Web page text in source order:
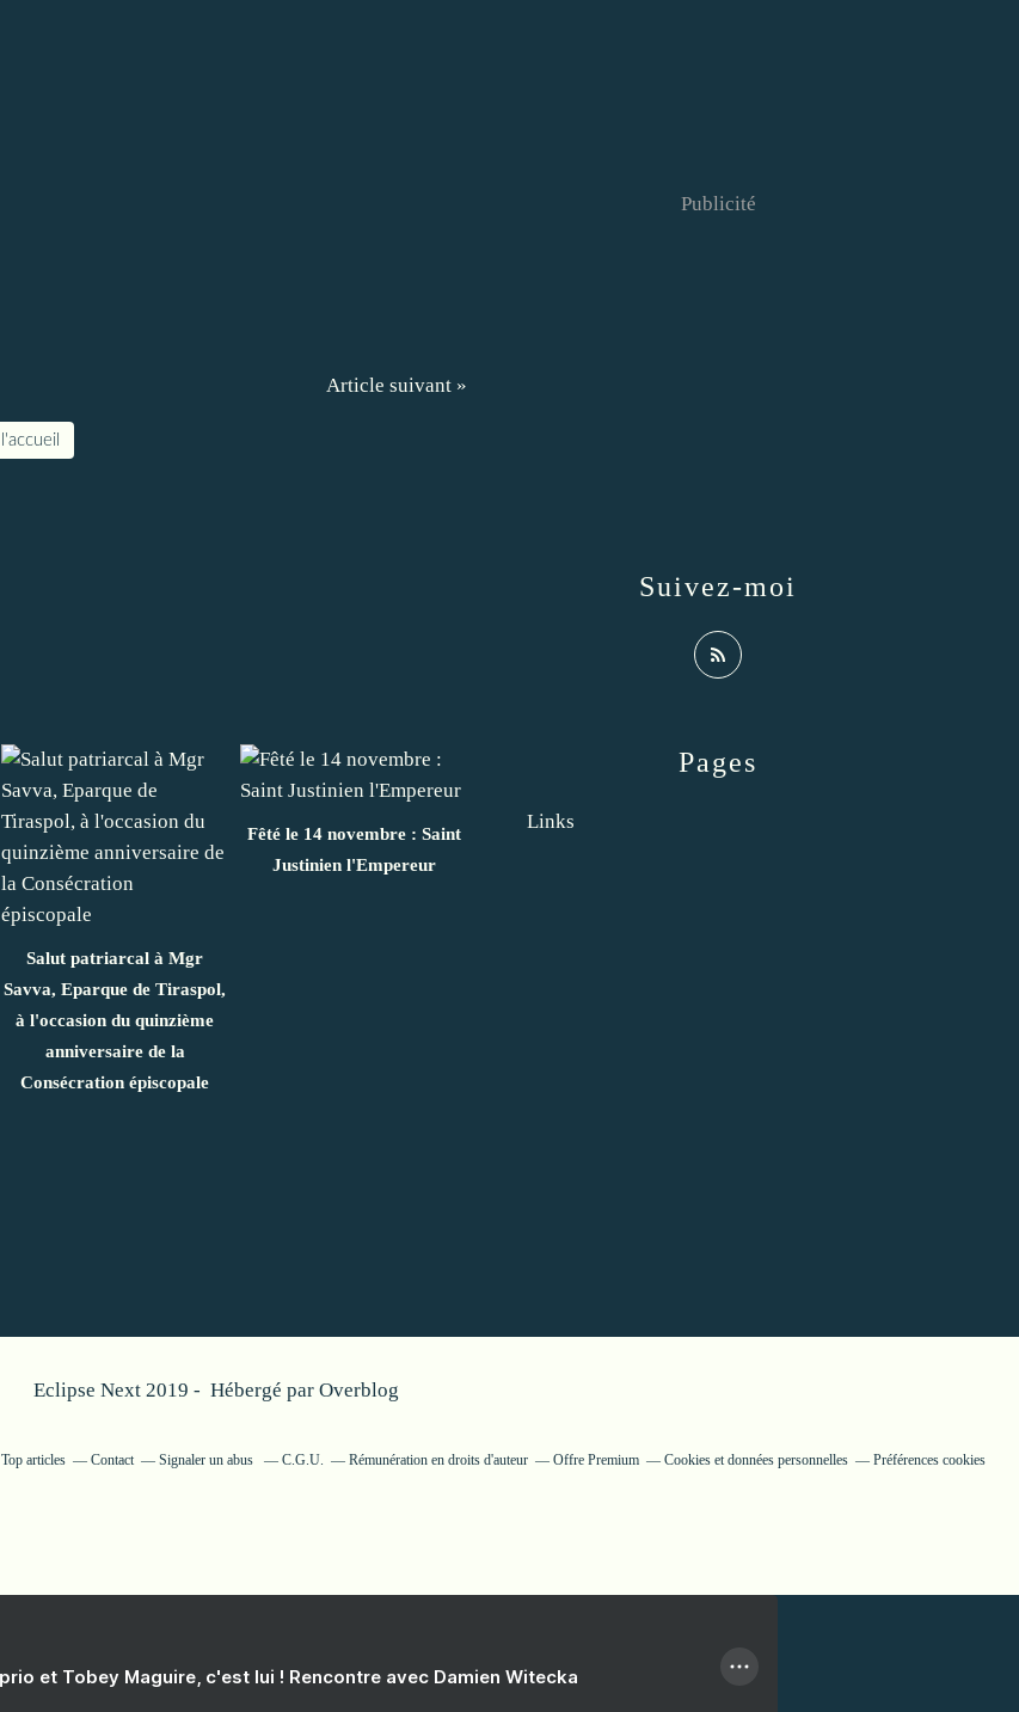
Article suivant »
Salut patriarcal à Mgr
Savva, Eparque de Tiraspol,
à l'occasion du quinzième
anniversaire de la
Consécration épiscopale
Fêté le 14 novembre : Saint
Justinien l'Empereur
Pages
Links
Suivez-moi
Publicité
Eclipse Next 2019 - Hébergé par Overblog
Top articles Contact Signaler un abus C.G.U. Rémunération en droits d'auteur Offre Premium Cookies et données personnelles Préférences cookies
et Tobey Maguire, c'est lui ! Rencontre avec Damien Witecka